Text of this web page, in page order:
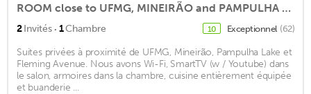
ROOM close to UFMG, MINEIRÃO and PAMPULHA LAKE
2Invités · 1Chambre 10 Exceptionnel (62)
Suites privées à proximité de UFMG, Mineirão, Pampulha Lake et
Fleming Avenue. Nous avons Wi-Fi, SmartTV (w / Youtube) dans
le salon, armoires dans la chambre, cuisine entièrement équipée
et buanderie ...